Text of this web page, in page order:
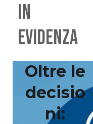
IN
EVIDENZA
Oltre le
decisio
ni: